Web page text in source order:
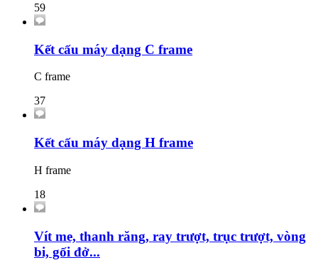
59
Kết cấu máy dạng C frame
C frame
37
Kết cấu máy dạng H frame
H frame
18
Vít me, thanh răng, ray trượt, trục trượt, vòng
bi, gối đở...